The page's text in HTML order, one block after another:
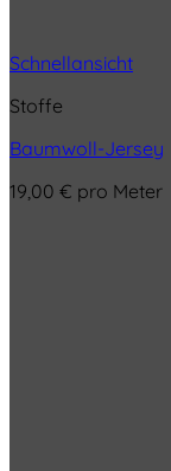
Schnellansicht
Stoffe
Baumwoll-Jersey
19,00 € pro Meter